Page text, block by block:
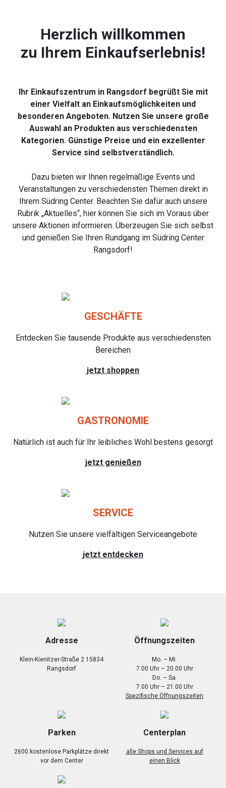
Herzlich willkommen
zu Ihrem Einkaufserlebnis!
Ihr Einkaufszentrum in Rangsdorf begrüßt Sie mit
einer Vielfalt an Einkaufsmöglichkeiten und
besonderen Angeboten. Nutzen Sie unsere große
Auswahl an Produkten aus verschiedensten
Kategorien. Günstige Preise und ein exzellenter
Service sind selbstverständlich.
Dazu bieten wir Ihnen regelmäßige Events und
Veranstaltungen zu verschiedensten Themen direkt in
Ihrem Südring Center. Beachten Sie dafür auch unsere
Rubrik „Aktuelles“, hier können Sie sich im Voraus über
unsere Aktionen informieren. Überzeugen Sie sich selbst
und genießen Sie Ihren Rundgang im Südring Center
Rangsdorf!
GESCHÄFTE
Entdecken Sie tausende Produkte aus verschiedensten
Bereichen
jetzt shoppen
GASTRONOMIE
Natürlich ist auch für Ihr leibliches Wohl bestens gesorgt
jetzt genießen
SERVICE
Nutzen Sie unsere vielfältigen Serviceangebote
jetzt entdecken
Adresse
Klein-Kienitzer-Straße 2 15834
Rangsdorf
Öffnungszeiten
Mo. – Mi.
7.00 Uhr – 20.00 Uhr
Do. – Sa.
7.00 Uhr – 21.00 Uhr
Spezifische Öffnungszeiten
Parken
2600 kostenlose Parkplätze direkt
vor dem Center
Centerplan
alle Shops und Services auf
einen Blick